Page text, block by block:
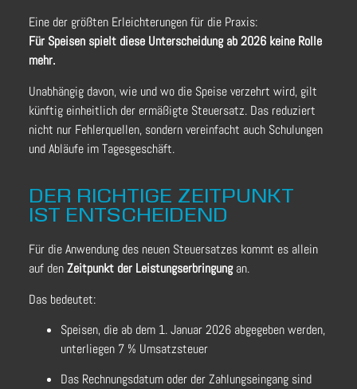
Eine der größten Erleichterungen für die Praxis:
Für Speisen spielt diese Unterscheidung ab 2026 keine Rolle
mehr.
Unabhängig davon, wie und wo die Speise verzehrt wird, gilt
künftig einheitlich der ermäßigte Steuersatz. Das reduziert
nicht nur Fehlerquellen, sondern vereinfacht auch Schulungen
und Abläufe im Tagesgeschäft.
DER RICHTIGE ZEITPUNKT
IST ENTSCHEIDEND
Für die Anwendung des neuen Steuersatzes kommt es allein
auf denZeitpunkt der Leistungserbringungan.
Das bedeutet:
Speisen, die ab dem 1. Januar 2026 abgegeben werden,
unterliegen 7 % Umsatzsteuer
Das Rechnungsdatum oder der Zahlungseingang sind